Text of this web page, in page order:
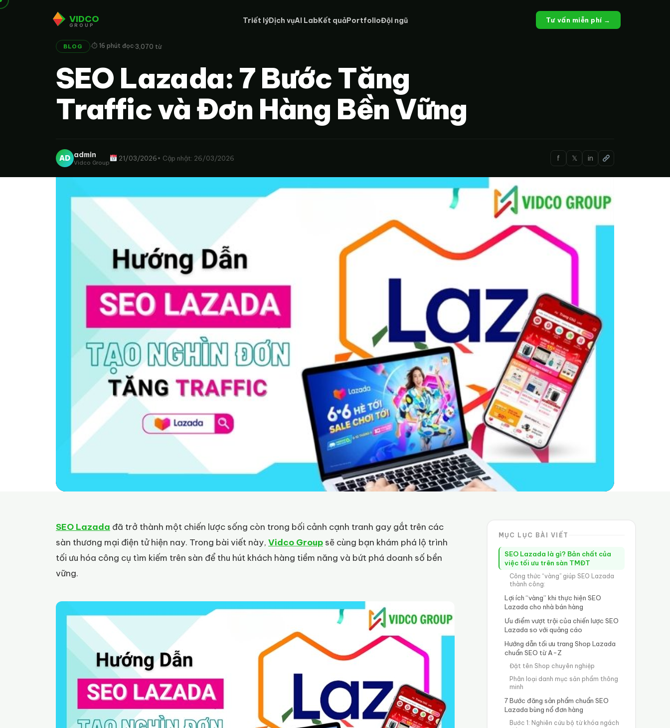
VIDCO
GROUP
Triết lýDịch vụAI LabKết quảPortfolioĐội ngũ Tư vấn miễn phí →
BLOG ·⏱ 16 phút đọc·3,070 từ
SEO Lazada: 7 Bước Tăng
Traffic và Đơn Hàng Bền Vững
AD admin
Vidco Group
21/03/2026• Cập nhật: 26/03/2026 f 𝕏 in
SEO Lazada đã trở thành một chiến lược sống còn trong bối cảnh cạnh tranh gay gắt trên các
sàn thương mại điện tử hiện nay. Trong bài viết này, Vidco Group sẽ cùng bạn khám phá lộ trình
tối ưu hóa công cụ tìm kiếm trên sàn để thu hút khách hàng tiềm năng và bứt phá doanh số bền
vững.
MỤC LỤC BÀI VIẾT
SEO Lazada là gì? Bản chất của
việc tối ưu trên sàn TMĐT
Công thức “vàng” giúp SEO Lazada
thành công:
Lợi ích “vàng” khi thực hiện SEO
Lazada cho nhà bán hàng
Ưu điểm vượt trội của chiến lược SEO
Lazada so với quảng cáo
Hướng dẫn tối ưu trang Shop Lazada
chuẩn SEO từ A-Z
Đặt tên Shop chuyên nghiệp
Phân loại danh mục sản phẩm thông
minh
7 Bước đăng sản phẩm chuẩn SEO
Lazada bùng nổ đơn hàng
Bước 1: Nghiên cứu bộ từ khóa ngách